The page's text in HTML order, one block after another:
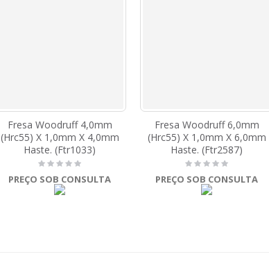
Fresa Woodruff 4,0mm
(Hrc55) X 1,0mm X 4,0mm
Haste. (Ftr1033)
PREÇO SOB CONSULTA
Fresa Woodruff 6,0mm
(Hrc55) X 1,0mm X 6,0mm
Haste. (Ftr2587)
PREÇO SOB CONSULTA